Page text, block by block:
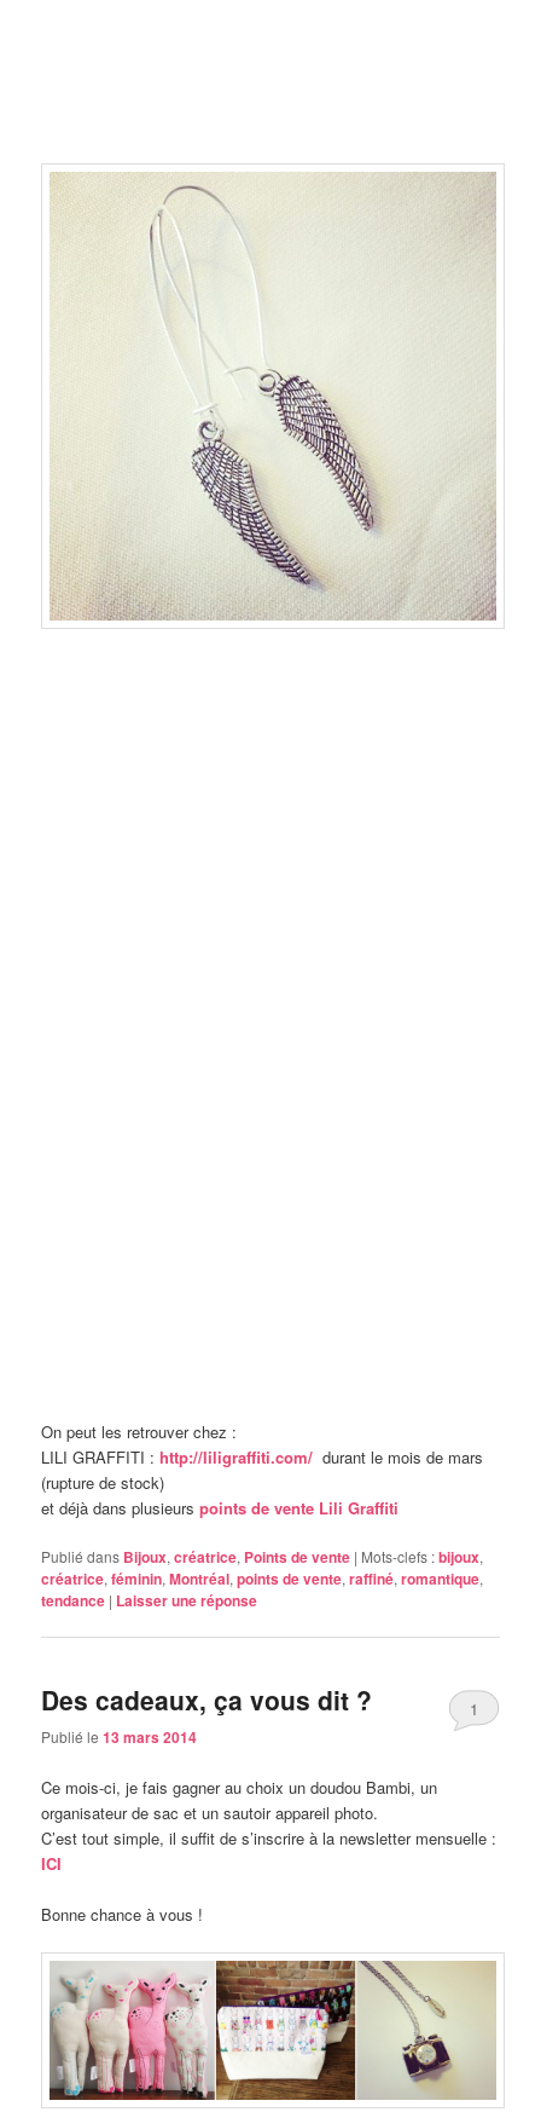
On peut les retrouver chez :
LILI GRAFFITI :http://liligraffiti.com/durant le mois de mars
(rupture de stock)
et déjà dans plusieurspoints de vente Lili Graffiti
Publié dans Bijoux,créatrice, Points de vente | Mots-clefs :bijoux,
créatrice,féminin,Montréal,points de vente,raffiné,romantique,
tendance | Laisser une réponse
Des cadeaux, ça vous dit ?
Publié le13 mars 2014
1
Ce mois-ci, je fais gagner au choix un doudou Bambi, un
organisateur de sac et un sautoir appareil photo.
C’est tout simple, il suffit de s’inscrire à la newsletter mensuelle :
ICI
Bonne chance à vous !